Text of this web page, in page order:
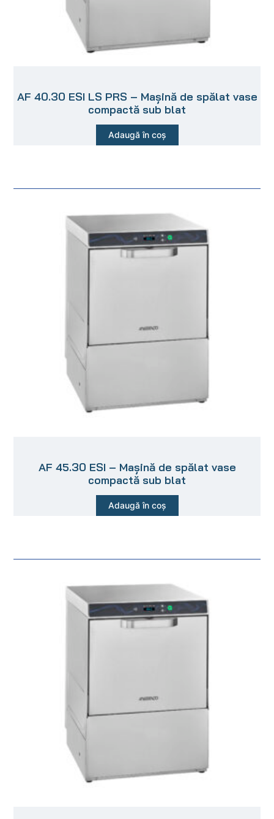
AF 40.30 ESI LS PRS – Mașină de spălat vase
compactă sub blat
Adaugă în coș
AF 45.30 ESI – Mașină de spălat vase
compactă sub blat
Adaugă în coș